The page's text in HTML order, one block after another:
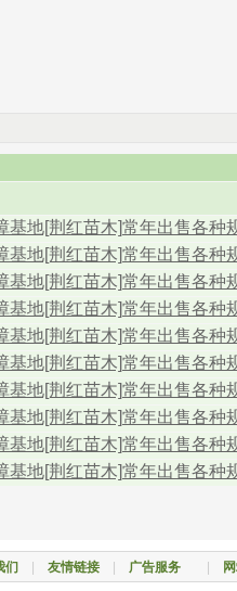
基地[荆红苗木]常年出售各种
基地[荆红苗木]常年出售各种
基地[荆红苗木]常年出售各种
基地[荆红苗木]常年出售各种
基地[荆红苗木]常年出售各种
基地[荆红苗木]常年出售各种
基地[荆红苗木]常年出售各种
基地[荆红苗木]常年出售各种
基地[荆红苗木]常年出售各种
基地[荆红苗木]常年出售各种
们 友情链接| 广告服务